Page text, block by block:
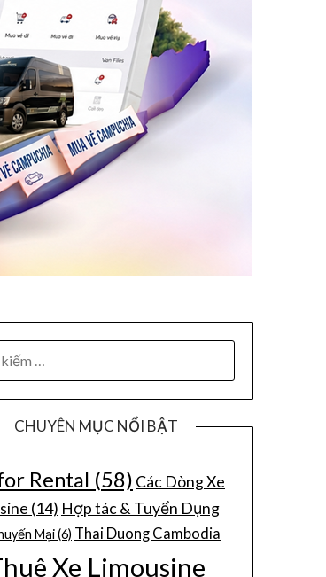
CHUYÊN MỤC NỔI BẬT
Rental (58) Các Dòng Xe
(14) Hợp tác & Tuyển Dụng
Mại(6) Thai Duong Cambodia
Xe Limousine